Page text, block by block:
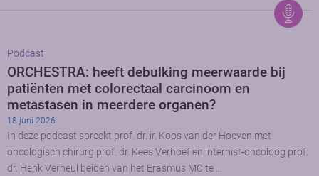
Podcast
ORCHESTRA: heeft debulking meerwaarde bij
patiënten met colorectaal carcinoom en
metastasen in meerdere organen?
18 juni 2026
In deze podcast spreekt prof. dr. ir. Koos van der Hoeven met
oncologisch chirurg prof. dr. Kees Verhoef en internist-oncoloog prof.
dr. Henk Verheul beiden van het Erasmus MC te …